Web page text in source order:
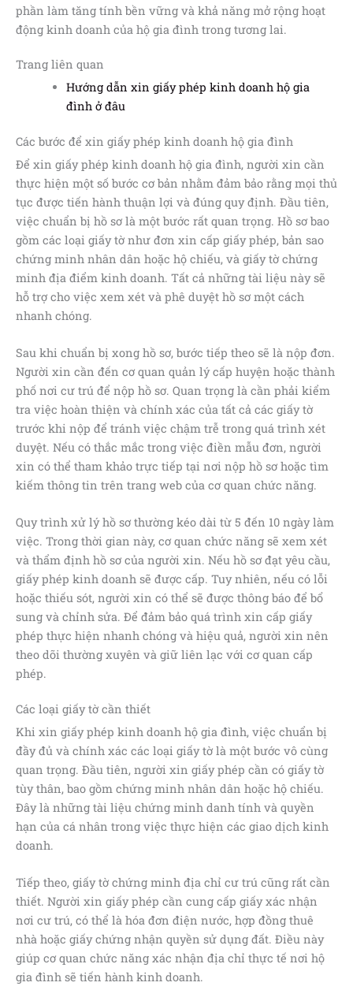
phần làm tăng tính bền vững và khả năng mở rộng hoạt
động kinh doanh của hộ gia đình trong tương lai.
Trang liên quan
Hướng dẫn xin giấy phép kinh doanh hộ gia
đình ở đâu
Các bước để xin giấy phép kinh doanh hộ gia đình
Để xin giấy phép kinh doanh hộ gia đình, người xin cần
thực hiện một số bước cơ bản nhằm đảm bảo rằng mọi thủ
tục được tiến hành thuận lợi và đúng quy định. Đầu tiên,
việc chuẩn bị hồ sơ là một bước rất quan trọng. Hồ sơ bao
gồm các loại giấy tờ như đơn xin cấp giấy phép, bản sao
chứng minh nhân dân hoặc hộ chiếu, và giấy tờ chứng
minh địa điểm kinh doanh. Tất cả những tài liệu này sẽ
hỗ trợ cho việc xem xét và phê duyệt hồ sơ một cách
nhanh chóng.
Sau khi chuẩn bị xong hồ sơ, bước tiếp theo sẽ là nộp đơn.
Người xin cần đến cơ quan quản lý cấp huyện hoặc thành
phố nơi cư trú để nộp hồ sơ. Quan trọng là cần phải kiểm
tra việc hoàn thiện và chính xác của tất cả các giấy tờ
trước khi nộp để tránh việc chậm trễ trong quá trình xét
duyệt. Nếu có thắc mắc trong việc điền mẫu đơn, người
xin có thể tham khảo trực tiếp tại nơi nộp hồ sơ hoặc tìm
kiếm thông tin trên trang web của cơ quan chức năng.
Quy trình xử lý hồ sơ thường kéo dài từ 5 đến 10 ngày làm
việc. Trong thời gian này, cơ quan chức năng sẽ xem xét
và thẩm định hồ sơ của người xin. Nếu hồ sơ đạt yêu cầu,
giấy phép kinh doanh sẽ được cấp. Tuy nhiên, nếu có lỗi
hoặc thiếu sót, người xin có thể sẽ được thông báo để bổ
sung và chỉnh sửa. Để đảm bảo quá trình xin cấp giấy
phép thực hiện nhanh chóng và hiệu quả, người xin nên
theo dõi thường xuyên và giữ liên lạc với cơ quan cấp
phép.
Các loại giấy tờ cần thiết
Khi xin giấy phép kinh doanh hộ gia đình, việc chuẩn bị
đầy đủ và chính xác các loại giấy tờ là một bước vô cùng
quan trọng. Đầu tiên, người xin giấy phép cần có giấy tờ
tùy thân, bao gồm chứng minh nhân dân hoặc hộ chiếu.
Đây là những tài liệu chứng minh danh tính và quyền
hạn của cá nhân trong việc thực hiện các giao dịch kinh
doanh.
Tiếp theo, giấy tờ chứng minh địa chỉ cư trú cũng rất cần
thiết. Người xin giấy phép cần cung cấp giấy xác nhận
nơi cư trú, có thể là hóa đơn điện nước, hợp đồng thuê
nhà hoặc giấy chứng nhận quyền sử dụng đất. Điều này
giúp cơ quan chức năng xác nhận địa chỉ thực tế nơi hộ
gia đình sẽ tiến hành kinh doanh.